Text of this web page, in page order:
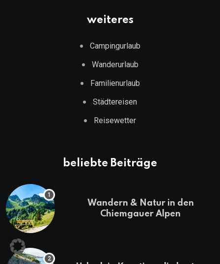
weiteres
Campingurlaub
Wanderurlaub
Familienurlaub
Städtereisen
Reisewetter
beliebte Beiträge
Wandern & Natur in den
Chiemgauer Alpen